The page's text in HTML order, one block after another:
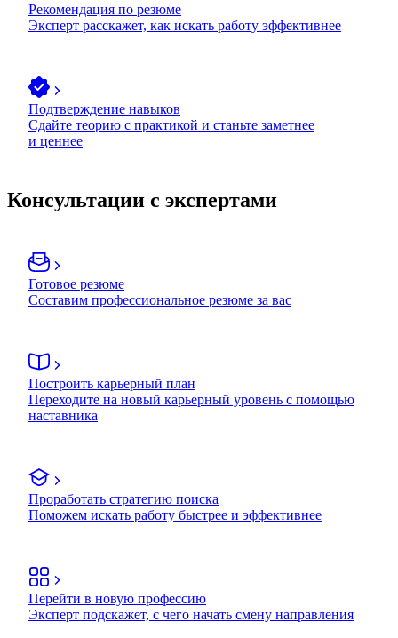
Рекомендация по резюме
Эксперт расскажет, как искать работу эффективнее
Подтверждение навыков
Сдайте теорию с практикой и станьте заметнее
и ценнее
Консультации с экспертами
Готовое резюме
Составим профессиональное резюме за вас
Построить карьерный план
Переходите на новый карьерный уровень с помощью
наставника
Проработать стратегию поиска
Поможем искать работу быстрее и эффективнее
Перейти в новую профессию
Эксперт подскажет, с чего начать смену направления